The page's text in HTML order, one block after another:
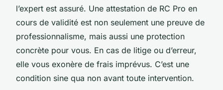
l’expert est assuré. Une attestation de RC Pro en
cours de validité est non seulement une preuve de
professionnalisme, mais aussi une protection
concrète pour vous. En cas de litige ou d’erreur,
elle vous exonère de frais imprévus. C’est une
condition sine qua non avant toute intervention.